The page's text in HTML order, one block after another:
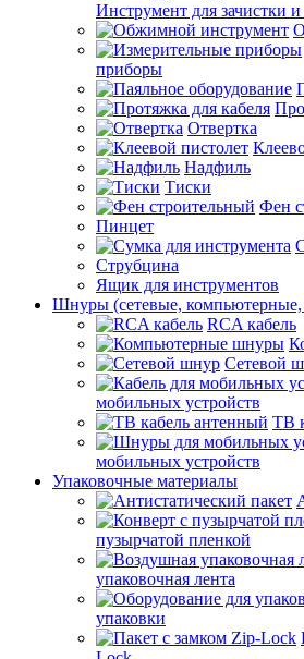
Инструмент для зачистки и
приборы
Отвертка
Надфиль
Тиски
Фен
Пинцет
Струбцина
Ящик для инструментов
Шнуры (сетевые, компьютерные,
RCA кабель
Сетевой
мобильных устройств
ТВ
мобильных устройств
Упаковочные материалы
пузырчатой пленкой
упаковочная лента
упаковки